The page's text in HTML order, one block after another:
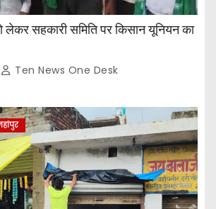
सहकारी समिति पर किसान यूनियन का
Ten News One Desk